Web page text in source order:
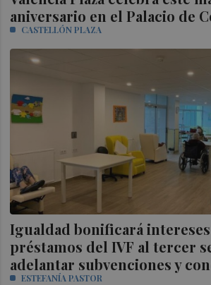
aniversario en el Palacio de
CASTELLÓN PLAZA
Igualdad bonificará
préstamos del IVF al tercer
adelantar subvenciones y
ESTEFANÍA PASTOR